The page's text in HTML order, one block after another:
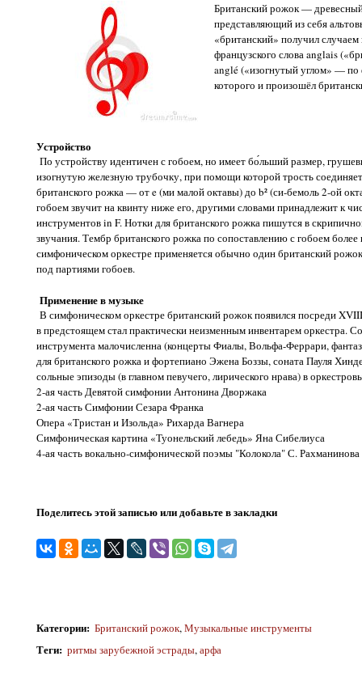
Британский рожок —
представляющий из себя
«британский» получил случаем
французского слова anglais
anglé («изогнутый углом» — по
которого и произошёл
Устройство
По устройству идентичен с гобоем, но имеет бо́льший размер,
изогнутую железную трубочку, при помощи которой трость
британского рожка — от e (ми малой октавы) до b² (си-бемоль 2-ой
гобоем звучит на квинту ниже его, другими словами принадлежит к
инструментов in F. Нотки для британского рожка пишутся в
звучания. Тембр британского рожка по сопоставлению с гобоем
симфоническом оркестре применяется обычно один британский
под партиями гобоев.
Применение в музыке
В симфоническом оркестре британский рожок появился посреди
в предстоящем стал практически неизменным инвентарем оркестра.
инструмента малочисленна (концерты Фиалы, Вольфа-Феррари,
для британского рожка и фортепиано Эжена Боззы, соната Пауля
сольные эпизоды (в главном певучего, лирического нрава) в
2-ая часть Девятой симфонии Антонина Дворжака
2-ая часть Симфонии Сезара Франка
Опера «Тристан и Изольда» Рихарда Вагнера
Симфоническая картина «Туонельский лебедь» Яна Сибелиуса
4-ая часть вокально-симфонической поэмы "Колокола" С. Рахманинова
Поделитесь этой записью или добавьте в закладки
Категории: Британский рожок,Музыкальные инструменты
Теги: ритмы зарубежной эстрады,арфа